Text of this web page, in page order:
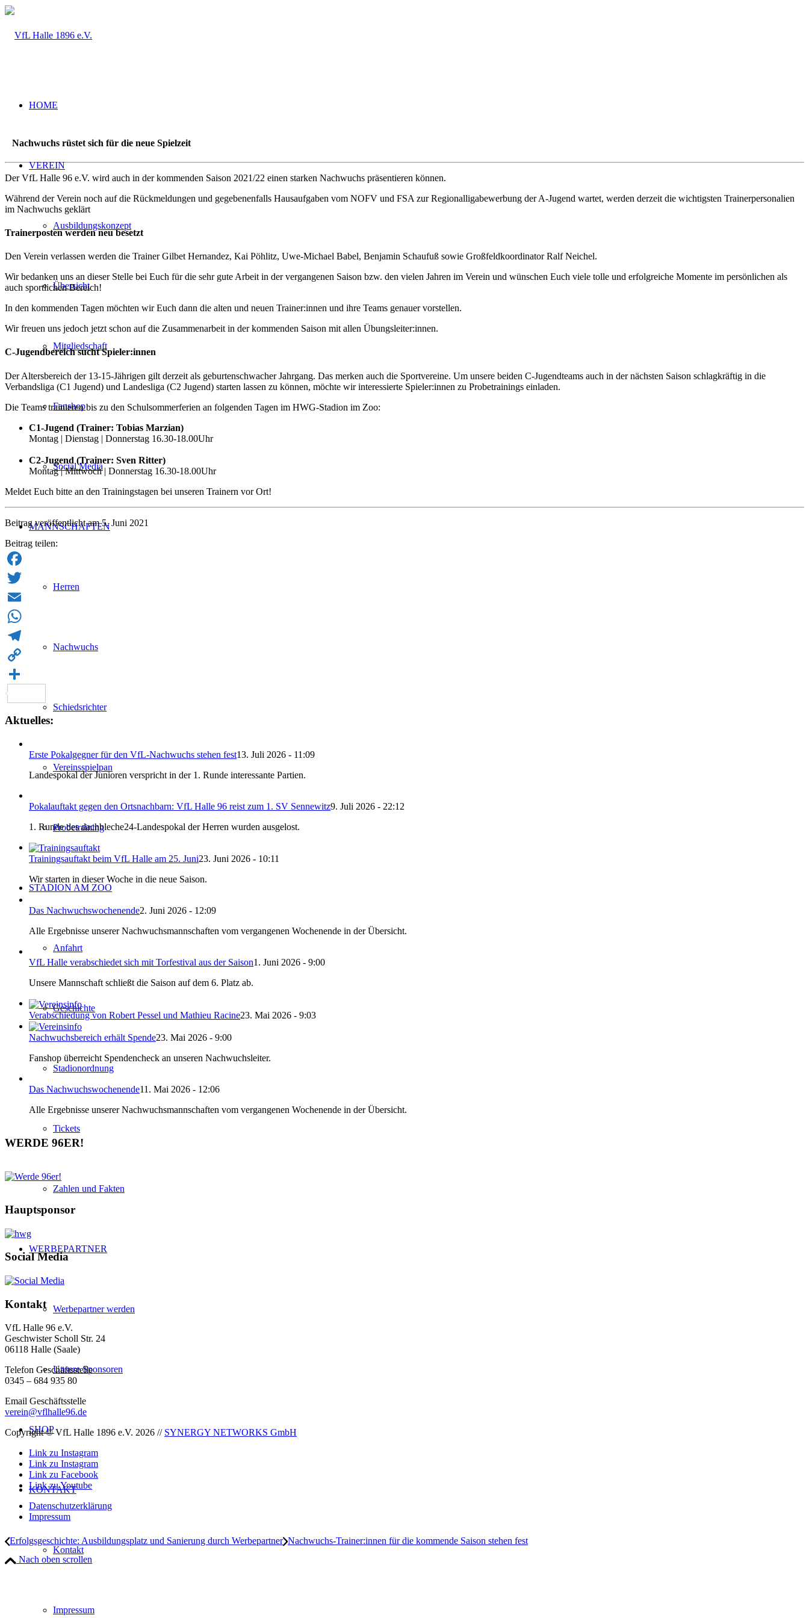
HOME
VEREIN
Ausbildungskonzept
Übersicht
Mitgliedschaft
Fanshop
Social Media
MANNSCHAFTEN
Herren
Nachwuchs
Schiedsrichter
Vereinsspielpan
Probetraining
STADION AM ZOO
Anfahrt
Geschichte
Stadionordnung
Tickets
Zahlen und Fakten
WERBEPARTNER
Werbepartner werden
Unsere Sponsoren
SHOP
KONTAKT
Kontakt
Impressum
Nachwuchs rüstet sich für die neue Spielzeit
Der VfL Halle 96 e.V. wird auch in der kommenden Saison 2021/22 einen starken Nachwuchs präsentieren können.
Während der Verein noch auf die Rückmeldungen und gegebenenfalls Hausaufgaben vom NOFV und FSA zur Regionalligabewerbung der A-Jugend wartet, werden derzeit die wichtigsten Trainerpersonalien
im Nachwuchs geklärt
Trainerposten werden neu besetzt
Den Verein verlassen werden die Trainer Gilbet Hernandez, Kai Pöhlitz, Uwe-Michael Babel, Benjamin Schaufuß sowie Großfeldkoordinator Ralf Neichel.
Wir bedanken uns an dieser Stelle bei Euch für die sehr gute Arbeit in der vergangenen Saison bzw. den vielen Jahren im Verein und wünschen Euch viele tolle und erfolgreiche Momente im persönlichen als
auch sportlichen Bereich!
In den kommenden Tagen möchten wir Euch dann die alten und neuen Trainer:innen und ihre Teams genauer vorstellen.
Wir freuen uns jedoch jetzt schon auf die Zusammenarbeit in der kommenden Saison mit allen Übungsleiter:innen.
C-Jugendbereich sucht Spieler:innen
Der Altersbereich der 13-15-Jährigen gilt derzeit als geburtenschwacher Jahrgang. Das merken auch die Sportvereine. Um unsere beiden C-Jugendteams auch in der nächsten Saison schlagkräftig in die
Verbandsliga (C1 Jugend) und Landesliga (C2 Jugend) starten lassen zu können, möchte wir interessierte Spieler:innen zu Probetrainings einladen.
Die Teams trainieren bis zu den Schulsommerferien an folgenden Tagen im HWG-Stadion im Zoo:
C1-Jugend (Trainer: Tobias Marzian)
Montag | Dienstag | Donnerstag 16.30-18.00Uhr
C2-Jugend (Trainer: Sven Ritter)
Montag | Mittwoch | Donnerstag 16.30-18.00Uhr
Meldet Euch bitte an den Trainingstagen bei unseren Trainern vor Ort!
Beitrag veröffentlicht am 5. Juni 2021
Beitrag teilen:
Facebook
Twitter
Email
WhatsApp
Telegram
Copy
Link
Aktuelles:
Erste Pokalgegner für den VfL-Nachwuchs stehen fest13. Juli 2026 - 11:09
Landespokal der Junioren verspricht in der 1. Runde interessante Partien.
Pokalauftakt gegen den Ortsnachbarn: VfL Halle 96 reist zum 1. SV Sennewitz9. Juli 2026 - 22:12
1. Runde des dachbleche24-Landespokal der Herren wurden ausgelost.
Trainingsauftakt beim VfL Halle am 25. Juni23. Juni 2026 - 10:11
Wir starten in dieser Woche in die neue Saison.
Das Nachwuchswochenende2. Juni 2026 - 12:09
Alle Ergebnisse unserer Nachwuchsmannschaften vom vergangenen Wochenende in der Übersicht.
VfL Halle verabschiedet sich mit Torfestival aus der Saison1. Juni 2026 - 9:00
Unsere Mannschaft schließt die Saison auf dem 6. Platz ab.
Verabschiedung von Robert Pessel und Mathieu Racine23. Mai 2026 - 9:03
Nachwuchsbereich erhält Spende23. Mai 2026 - 9:00
Fanshop überreicht Spendencheck an unseren Nachwuchsleiter.
Das Nachwuchswochenende11. Mai 2026 - 12:06
Alle Ergebnisse unserer Nachwuchsmannschaften vom vergangenen Wochenende in der Übersicht.
WERDE 96ER!
Hauptsponsor
Social Media
Kontakt
VfL Halle 96 e.V.
Geschwister Scholl Str. 24
06118 Halle (Saale)
Telefon Geschäftsstelle
0345 – 684 935 80
Email Geschäftsstelle
verein@vflhalle96.de
Copyright © VfL Halle 1896 e.V. 2026 // SYNERGY NETWORKS GmbH
Link zu Instagram
Link zu Instagram
Link zu Facebook
Link zu Youtube
Datenschutzerklärung
Impressum
Erfolgsgeschichte: Ausbildungsplatz und Sanierung durch Werbepartner Nachwuchs-Trainer:innen für die kommende Saison stehen fest
Nach oben scrollen